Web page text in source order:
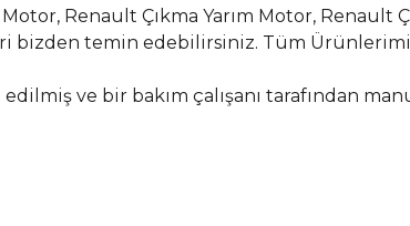
Renault Çıkma Yarım Motor, Renault
bizden temin edebilirsiniz. Tüm
ve bir bakım çalışanı tarafından